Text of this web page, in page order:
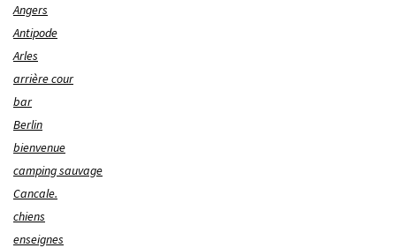
Angers
Antipode
Arles
arrière cour
bar
Berlin
bienvenue
camping sauvage
Cancale.
chiens
enseignes